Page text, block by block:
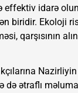
idarə
biridir. Ekoloji
qarşısının
ətraflı